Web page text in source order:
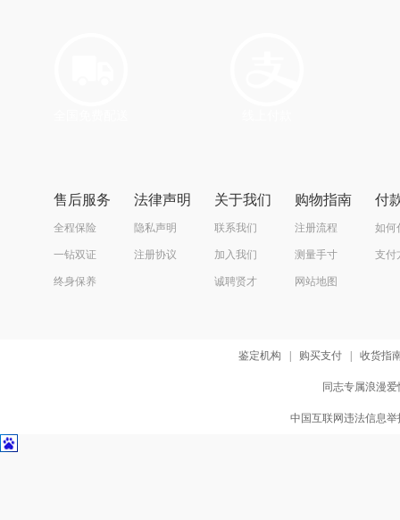
售后服务
全程保险
一钻双证
终身保养
法律声明
隐私声明
注册协议
关于我们
联系我们
加入我们
诚聘贤才
购物指南
注册流程
测量手寸
网站地图
付
如何
支付
鉴定机构 购买支付 收货指
同志专属浪漫
中国互联网违法信息